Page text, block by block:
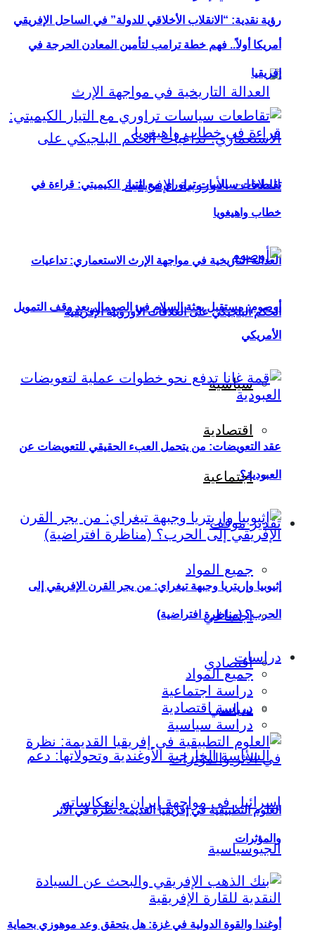
رؤية نقدية: “الانقلاب الأخلاقي للدولة” في الساحل الإفريقي
العدالة التاريخية في مواجهة الإرث الاستعماري: تداعيات
الحكم البلجيكي على العلاقات الأوروبية الإفريقية
سياسية
اقتصادية
اجتماعية
تقدير موقف
جميع المواد
اجتماعي
اقتصادي
سياسي
أوغندا والقوة الدولية في غزة: هل يتحقق وعد موهوزي بحماية
أمريكا أولاً.. فهم خطة ترامب لتأمين المعادن الحرجة في
إفريقيا
تقاطعات سياسات تراوري مع التيار الكيميتي: قراءة في
خطاب واهيغويا
أوصوم: مستقبل بعثة السلام في الصومال بعد وقف التمويل
الأمريكي
عقد التعويضات: من يتحمل العبء الحقيقي للتعويضات عن
العبودية؟
إثيوبيا وإريتريا وجبهة تيغراي: من يجر القرن الإفريقي إلى
الحرب؟ (مناظرة افتراضية)
دراسات
جميع المواد
دراسة اجتماعية
دراسة اقتصادية
دراسة سياسية
العلوم التطبيقية في إفريقيا القديمة: نظرة في الأثر
والمؤثرات